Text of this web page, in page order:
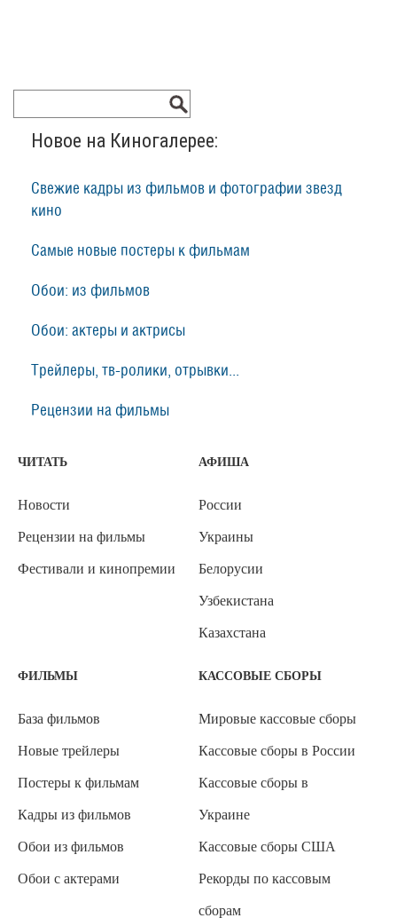
Новое на Киногалерее:
Свежие кадры из фильмов и фотографии звезд
кино
Самые новые постеры к фильмам
Обои: из фильмов
Обои: актеры и актрисы
Трейлеры, тв-ролики, отрывки...
Рецензии на фильмы
ЧИТАТЬ
Новости
Рецензии на фильмы
Фестивали и кинопремии
АФИША
России
Украины
Белорусии
Узбекистана
Казахстана
ФИЛЬМЫ
База фильмов
Новые трейлеры
Постеры к фильмам
Кадры из фильмов
Обои из фильмов
Обои с актерами
КАССОВЫЕ СБОРЫ
Мировые кассовые сборы
Кассовые сборы в России
Кассовые сборы в
Украине
Кассовые сборы США
Рекорды по кассовым
сборам